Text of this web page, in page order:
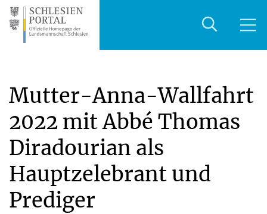
Mutter-Anna-Wallfahrt
2022 mit Abbé Thomas
Diradourian als
Hauptzelebrant und
Prediger